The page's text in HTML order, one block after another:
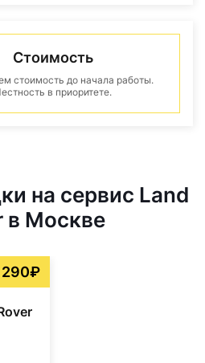
Стоимость
стоимость до начала работы.
в приоритете.
на сервис Land
в Москве